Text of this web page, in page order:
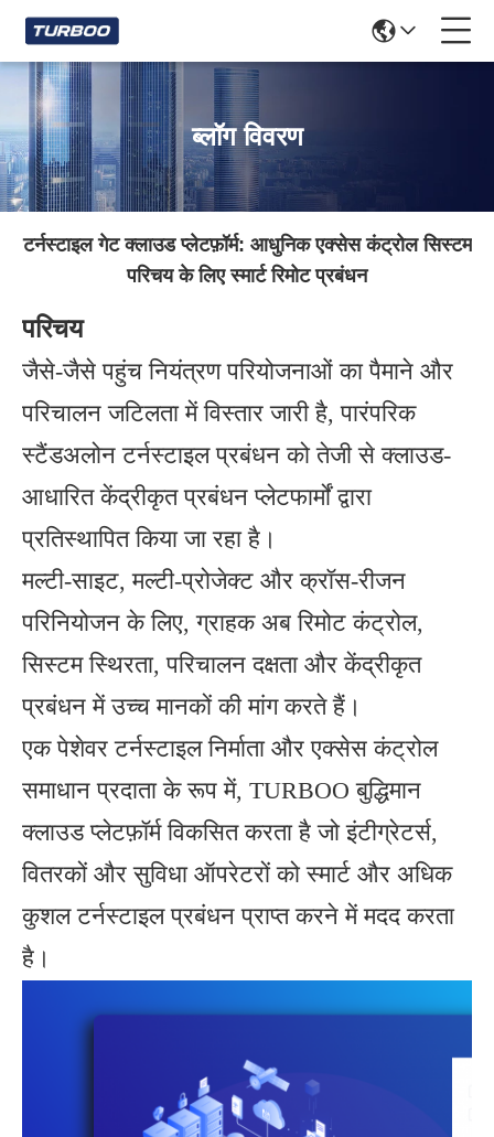
ब्लॉग विवरण
टर्नस्टाइल गेट क्लाउड प्लेटफ़ॉर्म: आधुनिक एक्सेस कंट्रोल सिस्टम
परिचय के लिए स्मार्ट रिमोट प्रबंधन
परिचय
जैसे-जैसे पहुंच नियंत्रण परियोजनाओं का पैमाने और
परिचालन जटिलता में विस्तार जारी है, पारंपरिक
स्टैंडअलोन टर्नस्टाइल प्रबंधन को तेजी से क्लाउड-
आधारित केंद्रीकृत प्रबंधन प्लेटफार्मों द्वारा
प्रतिस्थापित किया जा रहा है।
मल्टी-साइट, मल्टी-प्रोजेक्ट और क्रॉस-रीजन
परिनियोजन के लिए, ग्राहक अब रिमोट कंट्रोल,
सिस्टम स्थिरता, परिचालन दक्षता और केंद्रीकृत
प्रबंधन में उच्च मानकों की मांग करते हैं।
एक पेशेवर टर्नस्टाइल निर्माता और एक्सेस कंट्रोल
समाधान प्रदाता के रूप में, TURBOO बुद्धिमान
क्लाउड प्लेटफ़ॉर्म विकसित करता है जो इंटीग्रेटर्स,
वितरकों और सुविधा ऑपरेटरों को स्मार्ट और अधिक
कुशल टर्नस्टाइल प्रबंधन प्राप्त करने में मदद करता
है।